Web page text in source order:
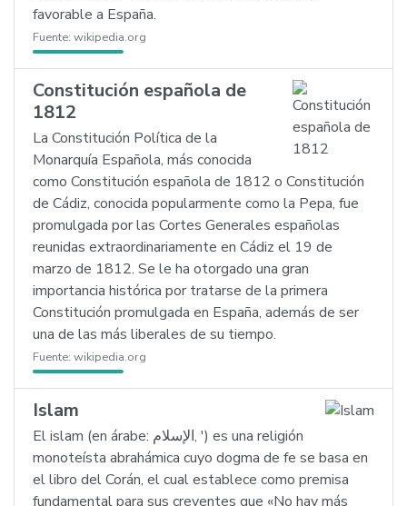
favorable a España.
Fuente: wikipedia.org
Constitución española de
1812
La Constitución Política de la
Monarquía Española, más conocida
como Constitución española de 1812 o Constitución
de Cádiz, conocida popularmente como la Pepa, fue
promulgada por las Cortes Generales españolas
reunidas extraordinariamente en Cádiz el 19 de
marzo de 1812. Se le ha otorgado una gran
importancia histórica por tratarse de la primera
Constitución promulgada en España, además de ser
una de las más liberales de su tiempo.
Fuente: wikipedia.org
Islam
El islam (en árabe: الإسلام, ') es una religión
monoteísta abrahámica cuyo dogma de fe se basa en
el libro del Corán, el cual establece como premisa
fundamental para sus creyentes que «No hay más